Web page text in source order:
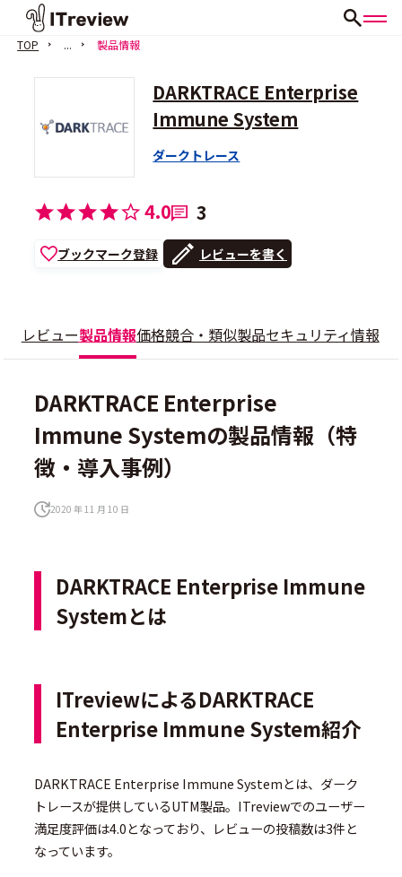
TOP ... 製品情報
DARKTRACE Enterprise
Immune System
ダークトレース
4.0 3
ブックマーク登録 レビューを書く
レビュー製品情報価格競合・類似製品セキュリティ情報
DARKTRACE Enterprise
Immune Systemの製品情報（特
徴・導入事例）
2020 年 11 月 10 日
DARKTRACE Enterprise Immune
Systemとは
ITreviewによるDARKTRACE
Enterprise Immune System紹介
DARKTRACE Enterprise Immune Systemとは、ダーク
トレースが提供しているUTM製品。ITreviewでのユーザー
満足度評価は4.0となっており、レビューの投稿数は3件と
なっています。